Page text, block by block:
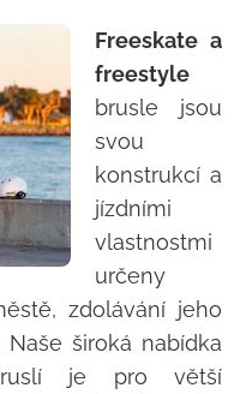
Freeskate a
freestyle
brusle jsou
svou
konstrukcí a
jízdními
vlastnostmi
určeny
zdolávání jeho
široká nabídka
je pro větší